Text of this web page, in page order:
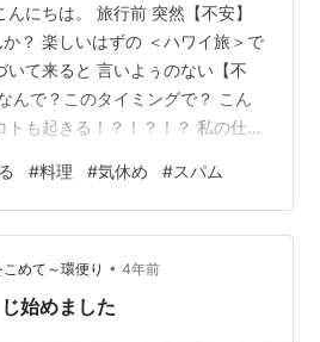
にちは。 旅行前 突然【不安】
？ 楽しいはずの ＜ハワイ旅＞で
いて来ると 言いよぅのない【不
んで？このタイミングで？ こん
トも起きる！？！？！？ 私の仕事
ある？ 家庭内感染でしたので
んですが。（ホッ） もぅ 有給休
あってもお休みしますけどね。
の事態が起きて【不安】な気持ち
旅準備がめんどぃって事もあっ
#料理 #気休め #スパム
めて～環便り • 4年前
始めました